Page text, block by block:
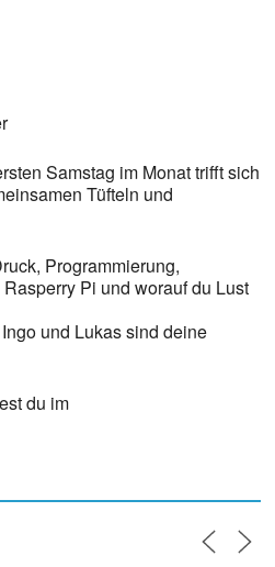
Samstag im Monat trifft sich
Tüfteln und
Programmierung,
Pi und worauf du Lust
und Lukas sind deine
du im